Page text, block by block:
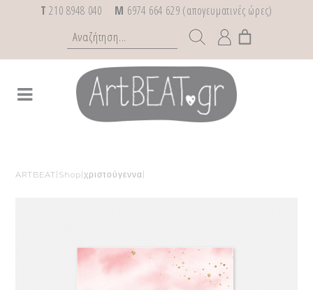
T 210 8948 040 M 6974 664 629 (απογευματινές ώρες)
ARTBEAT Shop |χριστούγεννα